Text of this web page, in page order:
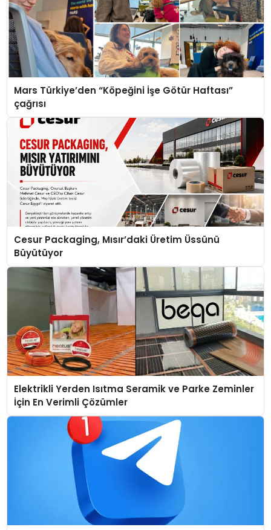
Mars Türkiye’den “Köpeğini İşe Götür Haftası”
çağrısı
Cesur Packaging, Mısır’daki Üretim Üssünü
Büyütüyor
Elektrikli Yerden Isıtma Seramik ve Parke Zeminler
İçin En Verimli Çözümler